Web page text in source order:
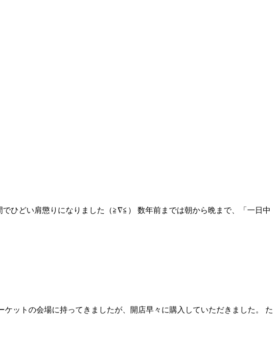
ひどい肩懲りになりました（≧∇≦） 数年前までは朝から晩まで、「一日中
ットの会場に持ってきましたが、開店早々に購入していただきました。 た